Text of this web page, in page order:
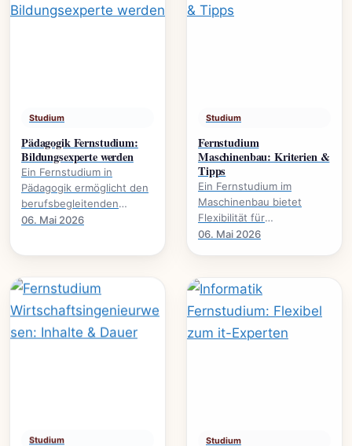
Studium
Pädagogik Fernstudium:
Bildungsexperte werden
Ein Fernstudium in
Pädagogik ermöglicht den
berufsbegleitenden
Erwerb akademischer
06. Mai 2026
Studium
Fernstudium
Maschinenbau: Kriterien &
Tipps
Ein Fernstudium im
Maschinenbau bietet
Flexibilität für
Berufstätige. Dieser
praktische.
06. Mai 2026
Studium Studium